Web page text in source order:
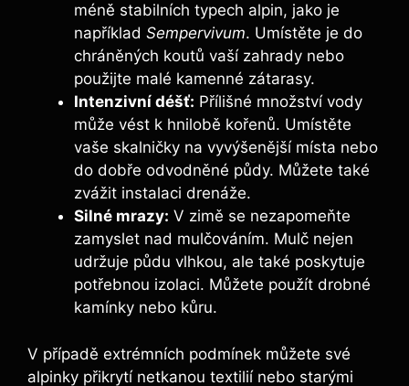
méně stabilních typech alpin, jako je
například Sempervivum. Umístěte je do
chráněných koutů vaší zahrady nebo
použijte malé kamenné zátarasy.
Intenzivní déšť: Přílišné množství vody
může vést k hnilobě kořenů. Umístěte
vaše skalničky na vyvýšenější místa nebo
do dobře odvodněné půdy. Můžete také
zvážit instalaci drenáže.
Silné mrazy: V zimě se nezapomeňte
zamyslet nad mulčováním. Mulč nejen
udržuje půdu vlhkou, ale také poskytuje
potřebnou izolaci. Můžete použít drobné
kamínky nebo kůru.
V případě extrémních podmínek můžete své
alpinky přikrytí netkanou textilií nebo starými